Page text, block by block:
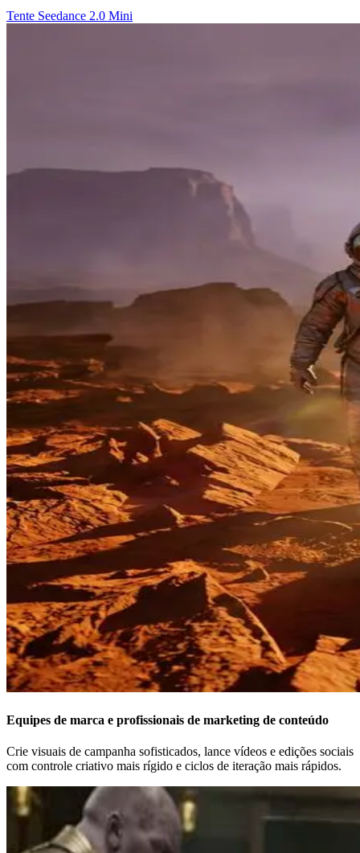
Tente Seedance 2.0 Mini
Equipes de marca e profissionais de marketing de conteúdo
Crie visuais de campanha sofisticados, lance vídeos e edições sociais
com controle criativo mais rígido e ciclos de iteração mais rápidos.